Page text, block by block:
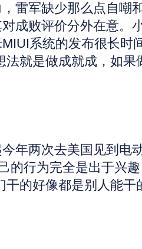
雷军缺少那么点自嘲
成败评价分外在意。
系统的发布很长时
法就是做成就成，如
年两次去美国见到电
的行为完全是出于兴
干的好像都是别人能